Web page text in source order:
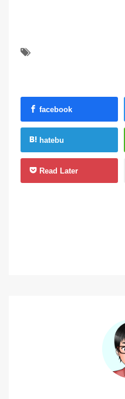
facebook
hatebu
Read Later